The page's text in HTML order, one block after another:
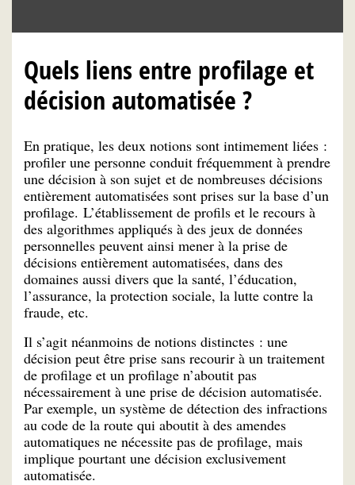
Quels liens entre profilage et
décision automatisée ?
En pratique, les deux notions sont intimement liées :
profiler une personne conduit fréquemment à prendre
une décision à son sujet et de nombreuses décisions
entièrement automatisées sont prises sur la base d’un
profilage. L’établissement de profils et le recours à
des algorithmes appliqués à des jeux de données
personnelles peuvent ainsi mener à la prise de
décisions entièrement automatisées, dans des
domaines aussi divers que la santé, l’éducation,
l’assurance, la protection sociale, la lutte contre la
fraude, etc.
Il s’agit néanmoins de notions distinctes : une
décision peut être prise sans recourir à un traitement
de profilage et un profilage n’aboutit pas
nécessairement à une prise de décision automatisée.
Par exemple, un système de détection des infractions
au code de la route qui aboutit à des amendes
automatiques ne nécessite pas de profilage, mais
implique pourtant une décision exclusivement
automatisée.